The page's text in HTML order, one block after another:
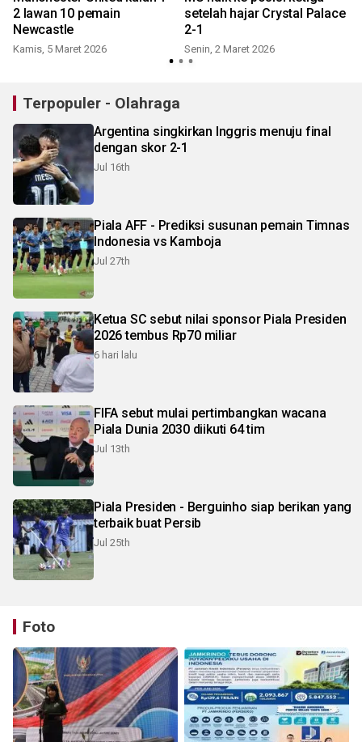
2 lawan 10 pemain
Newcastle
Kamis, 5 Maret 2026
setelah hajar Crystal Palace
2-1
Senin, 2 Maret 2026
Terpopuler - Olahraga
Argentina singkirkan Inggris menuju final
dengan skor 2-1
Jul 16th
Piala AFF - Prediksi susunan pemain Timnas
Indonesia vs Kamboja
Jul 27th
Ketua SC sebut nilai sponsor Piala Presiden
2026 tembus Rp70 miliar
6 hari lalu
FIFA sebut mulai pertimbangkan wacana
Piala Dunia 2030 diikuti 64 tim
Jul 13th
Piala Presiden - Berguinho siap berikan yang
terbaik buat Persib
Jul 25th
Foto